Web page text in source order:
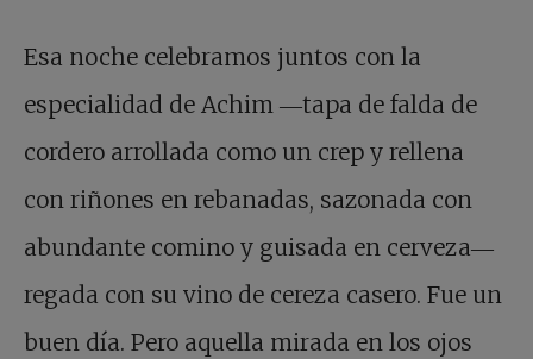
Esa noche celebramos juntos con la
especialidad de Achim ―tapa de falda de
cordero arrollada como un crep y rellena
con riñones en rebanadas, sazonada con
abundante comino y guisada en cerveza―
regada con su vino de cereza casero. Fue un
buen día. Pero aquella mirada en los ojos